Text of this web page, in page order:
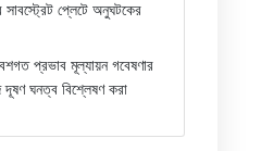
প্লেটে অনুঘটকের
প্রভাব মূল্যায়ন গবেষণার
দূষণ ঘনত্ব বিশ্লেষণ করা